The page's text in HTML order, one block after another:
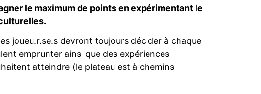
le maximum de points en expérimentant le
joueu.r.se.s devront toujours décider à chaque
emprunter ainsi que des expériences
atteindre (le plateau est à chemins